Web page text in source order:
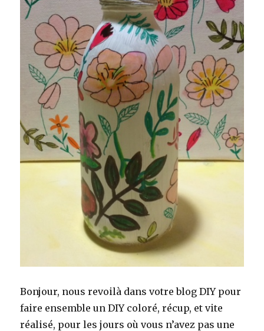
Bonjour, nous revoilà dans votre blog DIY pour
faire ensemble un DIY coloré, récup, et vite
réalisé, pour les jours où vous n’avez pas une